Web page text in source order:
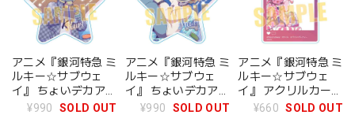
アニメ『銀河特急 ミ
ルキー☆サブウェ
イ』 ちょいデカアク
リルキーホルダー カ
¥990 SOLD OUT
アニメ『銀河特急 ミ
ルキー☆サブウェ
イ』 ちょいデカアク
リルキーホルダー マ
¥990 SOLD OUT
アニメ『銀河特急 ミ
ルキー☆サブウェ
イ』 アクリルカード
チハル(パジャマパ
¥660 SOLD OUT